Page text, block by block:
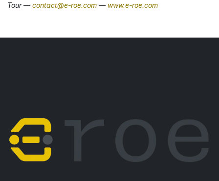
Tour — contact@e-roe.com — www.e-roe.com